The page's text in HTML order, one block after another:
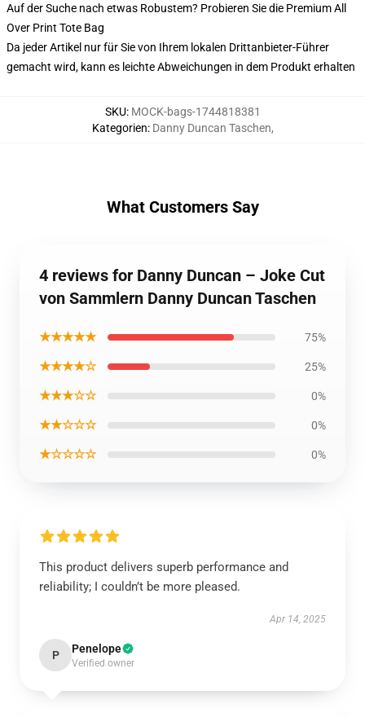
Auf der Suche nach etwas Robustem? Probieren Sie die Premium All
Over Print Tote Bag
Da jeder Artikel nur für Sie von Ihrem lokalen Drittanbieter-Führer
gemacht wird, kann es leichte Abweichungen in dem Produkt erhalten
SKU: MOCK-bags-1744818381
Kategorien: Danny Duncan Taschen,
What Customers Say
4 reviews for Danny Duncan – Joke Cut
von Sammlern Danny Duncan Taschen
★★★★★ 75%
★★★★☆ 25%
★★★☆☆ 0%
★★☆☆☆ 0%
★☆☆☆☆ 0%
This product delivers superb performance and
reliability; I couldn’t be more pleased.
Apr 14, 2025
P Penelope
Verified owner